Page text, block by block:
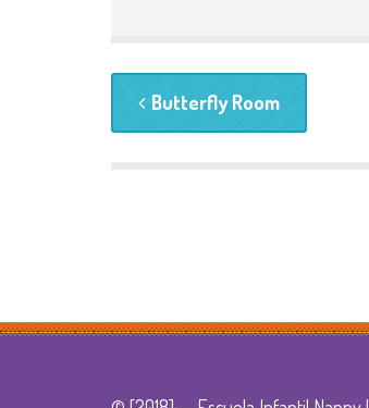
Butterfly Room